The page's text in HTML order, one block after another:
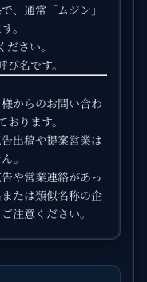
、通常「ムジン」
。
さい。
び名です。
からのお問い合わ
ります。
出稿や提案営業は
。
や営業連絡があっ
たは類似名称の企
注意ください。